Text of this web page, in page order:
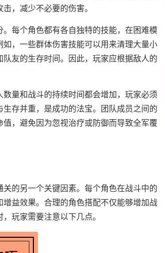
，减少不必要的伤害。
每个角色都有各自独特的技能，在困难模
，一些群体伤害技能可以用来清理大量小
友的生存时间。因此，玩家应根据敌人的
量和战斗的持续时间都会增加，玩家必须
存并重，是成功的法宝。团队成员之间的
，避免因为忽视治疗或防御而导致全军覆
的另一个关键因素。每个角色在战斗中的
益效果。合理的角色搭配不仅能够增加战
玩家需要注意以下几点。